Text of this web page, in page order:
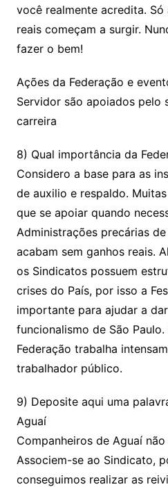
você realmente acredita. Só
reais começam a surgir.
fazer o bem!
Ações da Federação e
Servidor são apoiados pelo
carreira
8) Qual importância da
Considero a base para as
de auxilio e respaldo.
que se apoiar quando
Administrações precárias
acabam sem ganhos reais.
os Sindicatos possuem
crises do País, por isso a
importante para ajudar a
funcionalismo de São
Federação trabalha
trabalhador público.
9) Deposite aqui uma
Aguaí
Companheiros de Aguaí
Associem-se ao Sindicato,
conseguimos realizar as